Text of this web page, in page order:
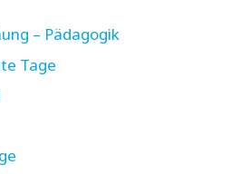
– Pädagogik
Tage